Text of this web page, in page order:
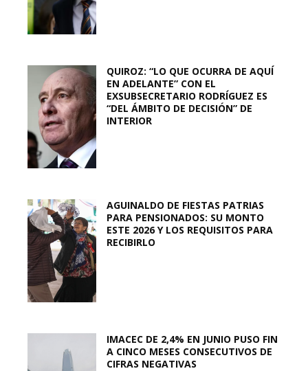
QUIROZ: “LO QUE OCURRA DE AQUÍ
EN ADELANTE” CON EL
EXSUBSECRETARIO RODRÍGUEZ ES
“DEL ÁMBITO DE DECISIÓN” DE
INTERIOR
AGUINALDO DE FIESTAS PATRIAS
PARA PENSIONADOS: SU MONTO
ESTE 2026 Y LOS REQUISITOS PARA
RECIBIRLO
IMACEC DE 2,4% EN JUNIO PUSO FIN
A CINCO MESES CONSECUTIVOS DE
CIFRAS NEGATIVAS